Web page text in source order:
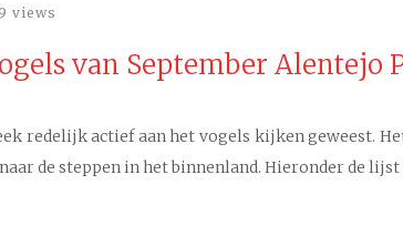
views
van September Alentejo
redelijk actief aan het vogels kijken geweest.
de steppen in het binnenland. Hieronder de